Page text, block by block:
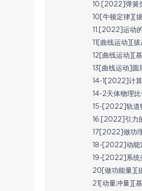
10.[2022]弹簧
10[牛顿定律][
11.[2022]运动
11[曲线运动][
12[曲线运动][
13[曲线运动]圆
14-1[2022]计
14-2天体物理
15-[2022]轨道
16.[2022]引力
17[2022]做功
18-[2022]动能
19-[2022]系统
20[做功能量][
21[动量冲量][